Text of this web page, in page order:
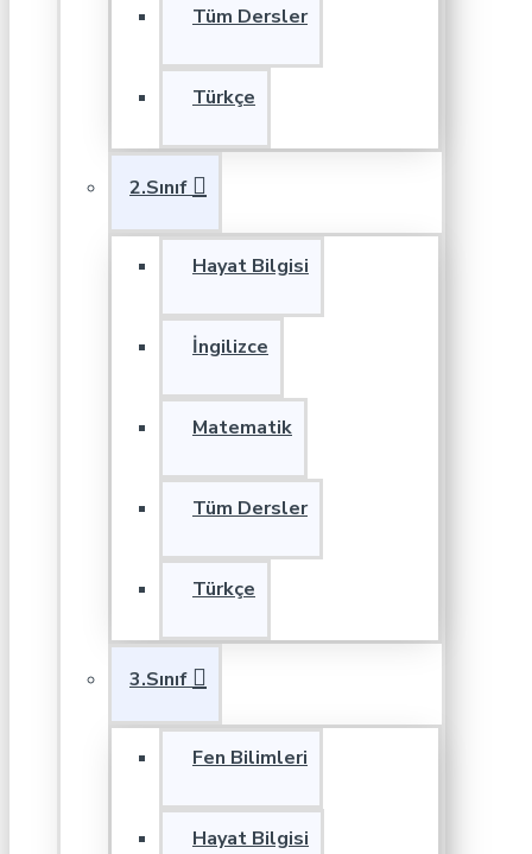
Tüm Dersler
Türkçe
2.Sınıf
Hayat Bilgisi
İngilizce
Matematik
Tüm Dersler
Türkçe
3.Sınıf
Fen Bilimleri
Hayat Bilgisi